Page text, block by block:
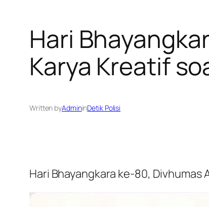
Hari
Karya Kreatif
Written byAdmininDetik Polisi
Hari Bhayangkara ke-80, Divhumas